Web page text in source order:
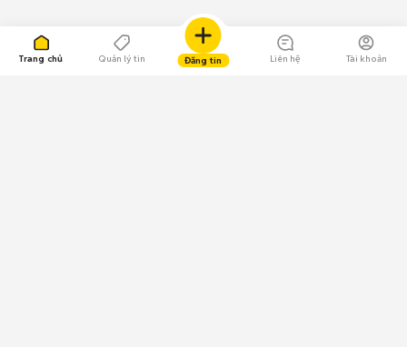
Trang chủ Quản lý tin Đăng tin Liên hệ Tài khoản